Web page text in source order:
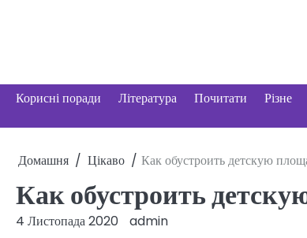
Корисні поради Література Почитати Різне
Домашня Цікаво Как обустроить детскую
Как обустроить
4 Листопада 2020 admin